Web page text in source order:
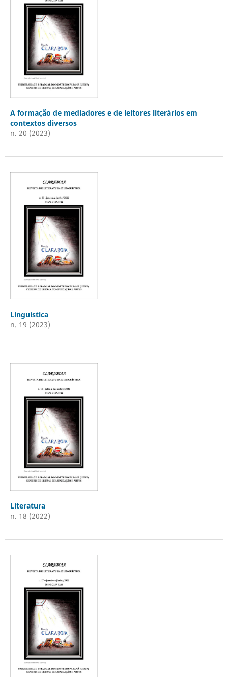
A formação de mediadores e de leitores literários em
contextos diversos
n. 20 (2023)
Linguística
n. 19 (2023)
Literatura
n. 18 (2022)